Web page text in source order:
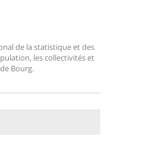
de la statistique et des
les collectivités et
Bourg.